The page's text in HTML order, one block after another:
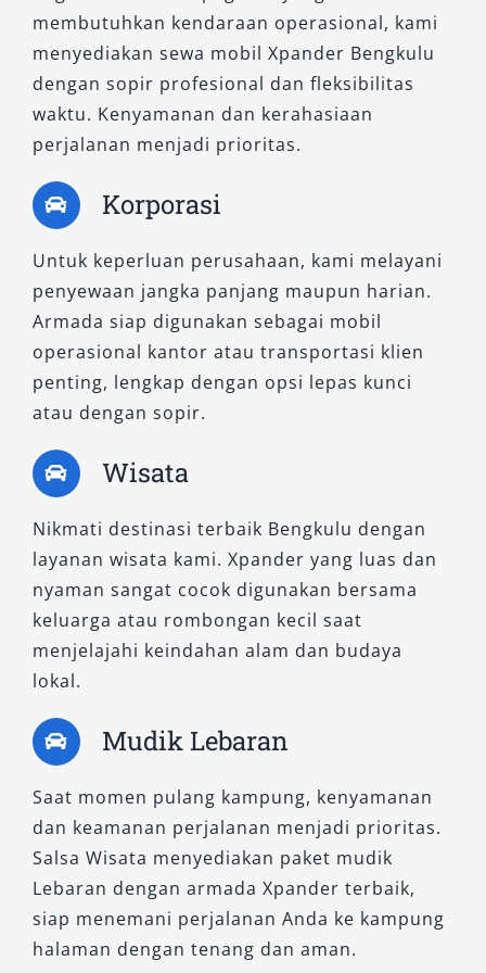
Model ini menggabungkan kepraktisan
transmisi manual dengan fitur kenyamanan
lebih lengkap dari varian GLS. Tersedia audio
system yang lebih canggih, desain interior
dengan sentuhan premium, serta AC double
blower. Rental Xpander Exceed MT cocok untuk
berkendara maksimal dengan kontrol penuh
namun tidak mengabaikan kenyamanan.
4. New Xpander Exceed CVT
Bagi penyewa yang mendambakan kenyamanan
berkendara maksimal dengan fitur yang lebih
unggul, tipe ini bisa menjadi pilihan. Sistem
lembut, cocok digunakan di berbagai kondisi
jalan. Kabin senyap dan fitur hiburan mumpuni
menjadikan sewa Xpander Bengkulu tipe
Exceed CVT ini ideal untuk perjalanan jauh
bersama keluarga.
5. New Xpander Ultimate CVT
reguler, Ultimate CVT menawarkan fitur paling
lengkap dan tampilan paling premium. Head
unit layar sentuh, kamera 360 derajat, cruise
control, serta jok berbalut bahan kulit sintetis
menghadirkan kesan mewah dan praktis. Tipe
ini direkomendasikan untuk Anda yang
membutuhkan kendaraan operasional, kami
menyediakan sewa mobil Xpander Bengkulu
dengan sopir profesional dan fleksibilitas
waktu. Kenyamanan dan kerahasiaan
perjalanan menjadi prioritas.
Korporasi
Untuk keperluan perusahaan, kami melayani
penyewaan jangka panjang maupun harian.
Armada siap digunakan sebagai mobil
operasional kantor atau transportasi klien
penting, lengkap dengan opsi lepas kunci
atau dengan sopir.
Wisata
Nikmati destinasi terbaik Bengkulu dengan
layanan wisata kami. Xpander yang luas dan
nyaman sangat cocok digunakan bersama
keluarga atau rombongan kecil saat
menjelajahi keindahan alam dan budaya
lokal.
Mudik Lebaran
Saat momen pulang kampung, kenyamanan
dan keamanan perjalanan menjadi prioritas.
Salsa Wisata menyediakan paket mudik
Lebaran dengan armada Xpander terbaik,
siap menemani perjalanan Anda ke kampung
halaman dengan tenang dan aman.